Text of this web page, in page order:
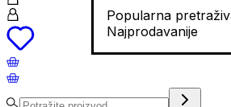
Popularna
Najprodavanije